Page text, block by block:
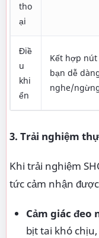
tho
ại
Điề
u
khi
ển
Kết hợp
bạn dễ
nghe/
3. Trải nghiệm
Khi trải nghiệm
tức cảm nhận
Cảm giác đeo
bịt tai khó